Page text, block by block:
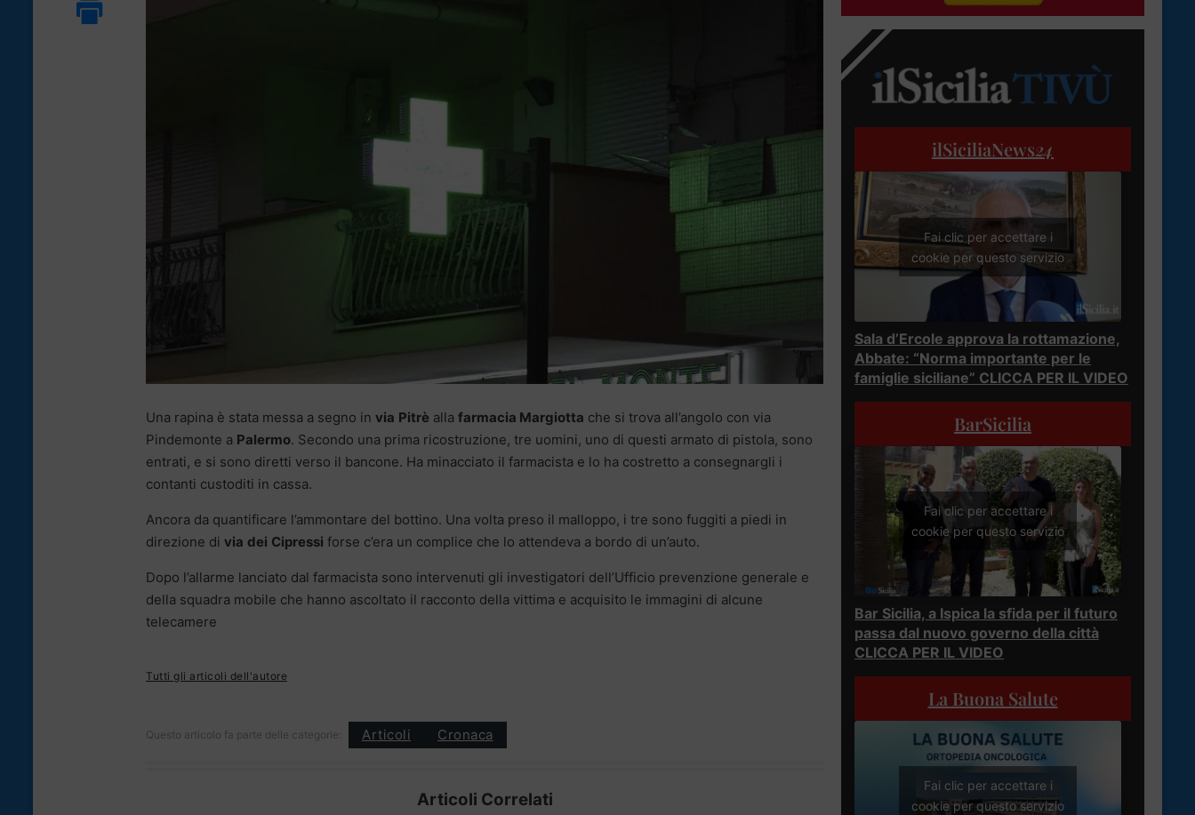
Una rapina è stata messa a segno in via Pitrè alla farmacia Margiotta che si trova all’angolo con via
Pindemonte a Palermo. Secondo una prima ricostruzione, tre uomini, uno di questi armato di pistola, sono
entrati, e si sono diretti verso il bancone. Ha minacciato il farmacista e lo ha costretto a consegnargli i
contanti custoditi in cassa.
Ancora da quantificare l’ammontare del bottino. Una volta preso il malloppo, i tre sono fuggiti a piedi in
direzione di via dei Cipressi forse c’era un complice che lo attendeva a bordo di un’auto.
Dopo l’allarme lanciato dal farmacista sono intervenuti gli investigatori dell’Ufficio prevenzione generale e
della squadra mobile che hanno ascoltato il racconto della vittima e acquisito le immagini di alcune
telecamere
Tutti gli articoli dell'autore
Questo articolo fa parte delle categorie: Articoli Cronaca
Articoli Correlati
ilSiciliaNews24
Fai clic per accettare i
cookie per questo servizio
Sala d’Ercole approva la rottamazione,
Abbate: “Norma importante per le
famiglie siciliane” CLICCA PER IL VIDEO
BarSicilia
Fai clic per accettare i
cookie per questo servizio
Bar Sicilia, a Ispica la sfida per il futuro
passa dal nuovo governo della città
CLICCA PER IL VIDEO
La Buona Salute
Fai clic per accettare i
cookie per questo servizio